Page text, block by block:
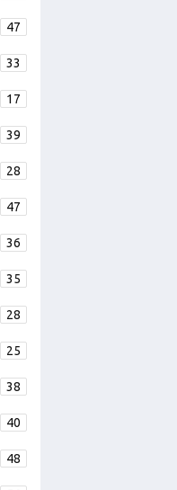
47
33
17
39
28
47
36
35
28
25
38
40
48